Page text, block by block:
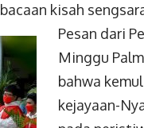
kisah
Pesan dari
Minggu
bahwa
kejayaan-